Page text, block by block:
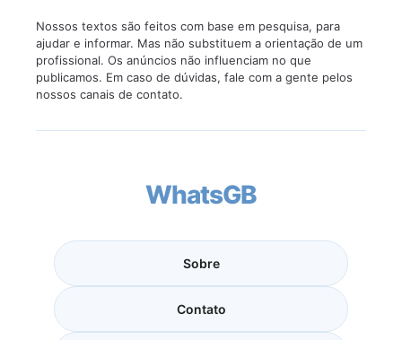
Nossos textos são feitos com base em pesquisa, para
ajudar e informar. Mas não substituem a orientação de um
profissional. Os anúncios não influenciam no que
publicamos. Em caso de dúvidas, fale com a gente pelos
nossos canais de contato.
WhatsGB
Sobre
Contato